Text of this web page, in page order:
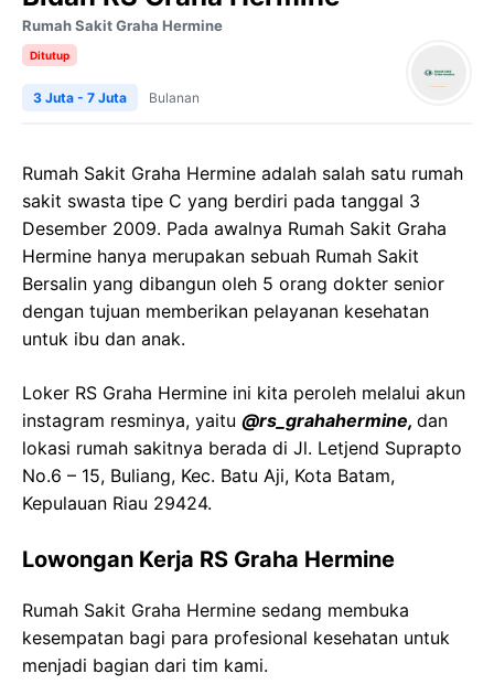
Rumah Sakit Graha Hermine
Ditutup
3 Juta - 7 Juta Bulanan
Rumah Sakit Graha Hermine adalah salah satu rumah
sakit swasta tipe C yang berdiri pada tanggal 3
Desember 2009. Pada awalnya Rumah Sakit Graha
Hermine hanya merupakan sebuah Rumah Sakit
Bersalin yang dibangun oleh 5 orang dokter senior
dengan tujuan memberikan pelayanan kesehatan
untuk ibu dan anak.
Loker RS Graha Hermine ini kita peroleh melalui akun
instagram resminya, yaitu @rs_grahahermine, dan
lokasi rumah sakitnya berada di Jl. Letjend Suprapto
No.6 – 15, Buliang, Kec. Batu Aji, Kota Batam,
Kepulauan Riau 29424.
Lowongan Kerja RS Graha Hermine
Rumah Sakit Graha Hermine sedang membuka
kesempatan bagi para profesional kesehatan untuk
menjadi bagian dari tim kami.